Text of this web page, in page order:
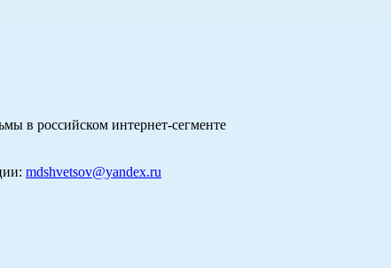
в российском интернет-сегменте
mdshvetsov@yandex.ru